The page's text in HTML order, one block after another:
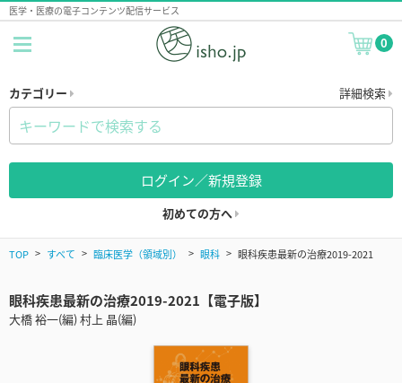
医学・医療の電子コンテンツ配信サービス
0
カテゴリー 詳細検索
ログイン／新規登録
初めての方へ
TOP すべて 臨床医学（領域別） 眼科 眼科疾患最新の治療2019-2021
眼科疾患最新の治療2019-2021【電子版】
大橋 裕一(編) 村上 晶(編)